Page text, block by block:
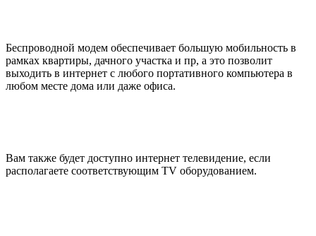
Беспроводной модем обеспечивает большую мобильность в
рамках квартиры, дачного участка и пр, а это позволит
выходить в интернет с любого портативного компьютера в
любом месте дома или даже офиса.
Вам также будет доступно интернет телевидение, если
располагаете соответствующим TV оборудованием.